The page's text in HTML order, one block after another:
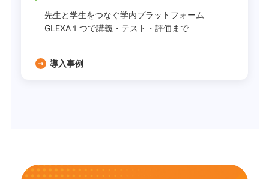
先生と学生をつなぐ学内プラットフォーム
GLEXA１つで講義・テスト・評価まで
導入事例